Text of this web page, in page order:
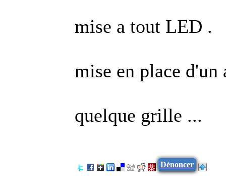
mise a tout LED .
mise en place
quelque grille ...
Dénoncer